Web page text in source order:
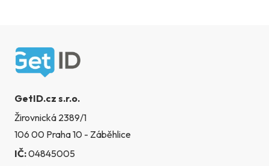
Zápatí
GetID.cz s.r.o.
Žirovnická 2389/1
106 00 Praha 10 - Záběhlice
IČ:04845005